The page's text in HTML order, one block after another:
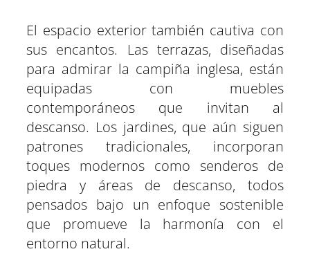
El espacio exterior también cautiva con
sus encantos. Las terrazas, diseñadas
para admirar la campiña inglesa, están
equipadas con muebles
contemporáneos que invitan al
descanso. Los jardines, que aún siguen
patrones tradicionales, incorporan
toques modernos como senderos de
piedra y áreas de descanso, todos
pensados bajo un enfoque sostenible
que promueve la harmonía con el
entorno natural.